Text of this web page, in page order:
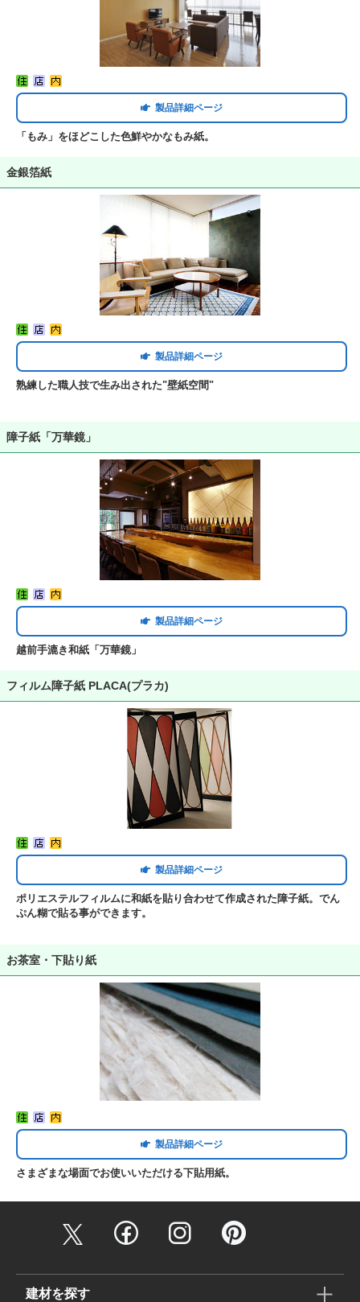
製品詳細ページ
「もみ」をほどこした色鮮やかなもみ紙。
金銀箔紙
製品詳細ページ
熟練した職人技で生み出された"壁紙空間"
障子紙「万華鏡」
製品詳細ページ
越前手漉き和紙「万華鏡」
フィルム障子紙 PLACA(プラカ)
製品詳細ページ
ポリエステルフィルムに和紙を貼り合わせて作成された障子紙。でん
ぷん糊で貼る事ができます。
お茶室・下貼り紙
製品詳細ページ
さまざまな場面でお使いいただける下貼用紙。
建材を探す